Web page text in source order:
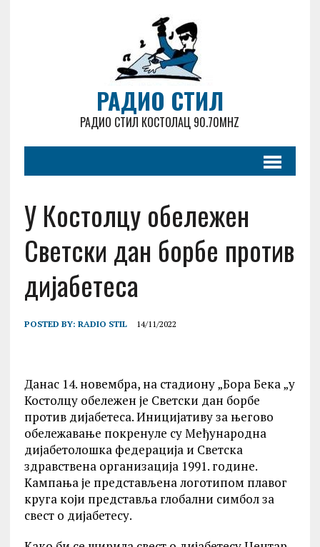
РАДИО СТИЛ
РАДИО СТИЛ КОСТОЛАЦ 90.70MHZ
У Костолцу обележен
Светски дан борбе против
дијабетеса
POSTED BY: RADIO STIL 14/11/2022
Данас 14. новембра, на стадиону „Бора Бека „у
Костолцу обележен је Светски дан борбе
против дијабетеса. Иницијативу за његово
обележавање покренуле су Међународна
дијабетолошка федерација и Светска
здравствена организација 1991. године.
Кампања је представљена логотипом плавог
круга који представља глобални симбол за
свест о дијабетесу.